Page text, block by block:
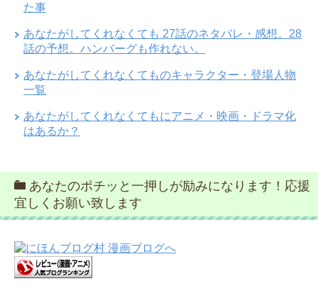
た事
あなたがしてくれなくても 27話のネタバレ・感想。28
話の予想。ハンバーグも作れない。
あなたがしてくれなくてものキャラクター・登場人物
一覧
あなたがしてくれなくてもにアニメ・映画・ドラマ化
はあるか？
あなたのポチッと一押しが励みになります！応援
宜しくお願い致します